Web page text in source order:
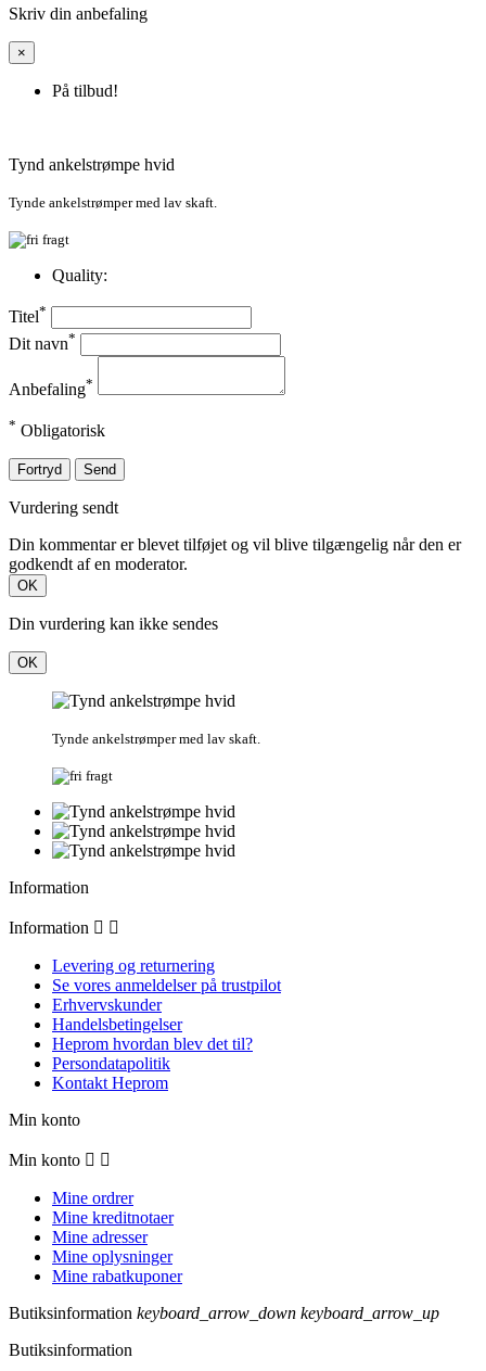
Skriv din anbefaling
×
På tilbud!
Tynd ankelstrømpe hvid
Tynde ankelstrømper med lav skaft.
Quality:
Titel*
Dit navn*
Anbefaling*
* Obligatorisk
Fortryd Send
Vurdering sendt
Din kommentar er blevet tilføjet og vil blive tilgængelig når den er
godkendt af en moderator.
OK
Din vurdering kan ikke sendes
OK
Tynde ankelstrømper med lav skaft.
Information
Information  
Levering og returnering
Se vores anmeldelser på trustpilot
Erhvervskunder
Handelsbetingelser
Heprom hvordan blev det til?
Persondatapolitik​
Kontakt Heprom
Min konto
Min konto  
Mine ordrer
Mine kreditnotaer
Mine adresser
Mine oplysninger
Mine rabatkuponer
Butiksinformation keyboard_arrow_down keyboard_arrow_up
Butiksinformation